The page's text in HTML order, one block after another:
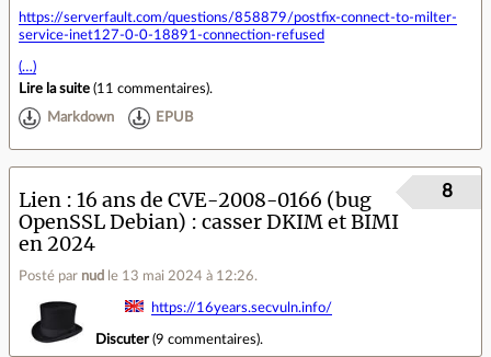
https://serverfault.com/questions/858879/postfix-connect-to-milter-
service-inet127-0-0-18891-connection-refused
(…)
Lire la suite (11 commentaires).
Markdown EPUB
Lien
16 ans de CVE-2008-0166 (bug
OpenSSL Debian) : casser DKIM et BIMI
en 2024
Posté par nud le 13 mai 2024 à 12:26.
8
https://16years.secvuln.info/
Discuter(9 commentaires).